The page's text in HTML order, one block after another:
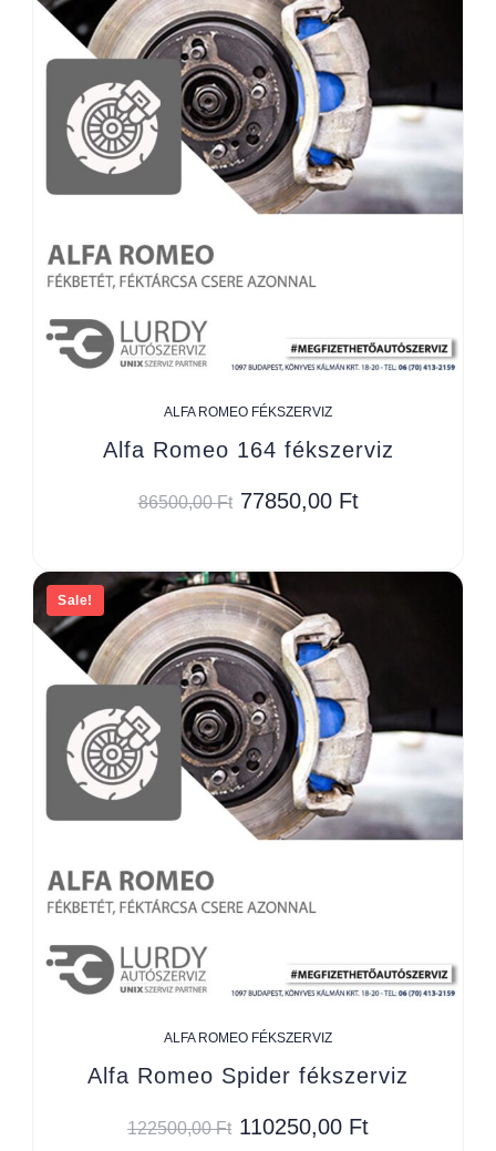
ALFA ROMEO FÉKSZERVIZ
Alfa Romeo 164 fékszerviz
86500,00Ft 77850,00 Ft
Sale!
ALFA ROMEO FÉKSZERVIZ
Alfa Romeo Spider fékszerviz
122500,00Ft 110250,00 Ft